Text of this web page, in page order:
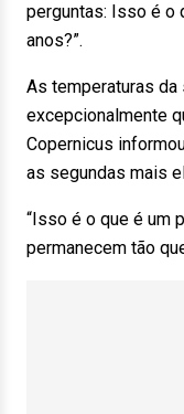
perguntas: Isso é o
anos?”.
As temperaturas
excepcionalmente
Copernicus
as segundas mais
“Isso é o que é um
permanecem tão